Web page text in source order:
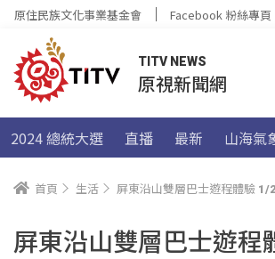
原住民族文化事業基金會 Facebook 粉絲專頁
TITV NEWS
原視新聞網
2024 總統大選 直播 最新 山海氣
首頁 生活 屏東沿山雙層巴士遊程體驗
屏東沿山雙層巴士遊